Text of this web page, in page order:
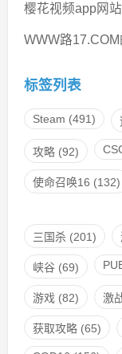
樱花视频app网
WWW路
标签列表
Steam (491)
攻略(92)
使命召唤16 (132)
三国杀(201)
峡谷(69)
游戏 (82) 激
获取攻略(65)